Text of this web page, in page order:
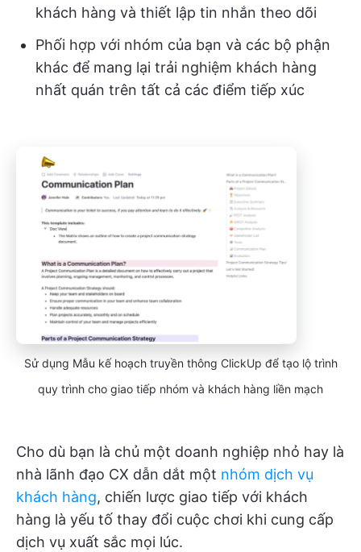
khách hàng và thiết lập tin nhắn theo dõi
Phối hợp với nhóm của bạn và các bộ phận
khác để mang lại trải nghiệm khách hàng
nhất quán trên tất cả các điểm tiếp xúc
Sử dụng Mẫu kế hoạch truyền thông ClickUp để tạo lộ trình
quy trình cho giao tiếp nhóm và khách hàng liền mạch
Cho dù bạn là chủ một doanh nghiệp nhỏ hay là
nhà lãnh đạo CX dẫn dắt một nhóm dịch vụ
khách hàng, chiến lược giao tiếp với khách
hàng là yếu tố thay đổi cuộc chơi khi cung cấp
dịch vụ xuất sắc mọi lúc.